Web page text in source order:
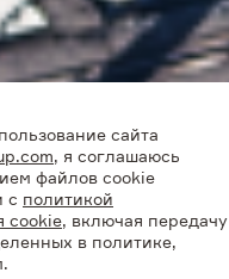
сайта
, я соглашаюсь
файлов cookie
с политикой
cookie, включая передачу
в политике,